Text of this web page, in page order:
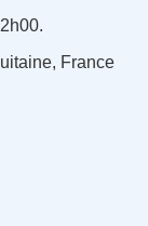
France